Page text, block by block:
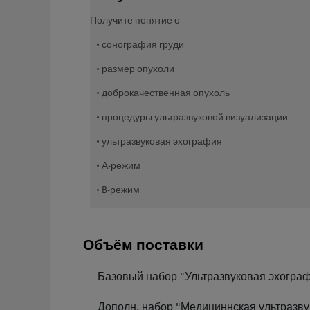
Получите понятие о
• сонография груди
• размер опухоли
• доброкачественная опухоль
• процедуры ультразвуковой визуализации
• ультразвуковая эхография
• А-режим
• B-режим
Объём поставки
Базовый набор "Ультразвуковая
Дополн. набор "Медициннская